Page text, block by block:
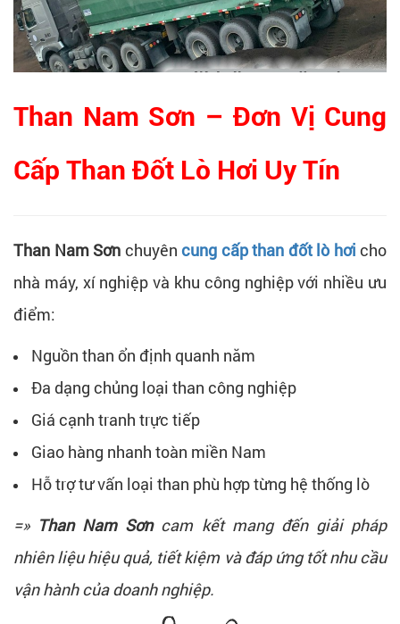
Than Nam Sơn – Đơn Vị Cung
Cấp Than Đốt Lò Hơi Uy Tín
Than Nam Sơn chuyên cung cấp than đốt lò hơi cho
nhà máy, xí nghiệp và khu công nghiệp với nhiều ưu
điểm:
Nguồn than ổn định quanh năm
Đa dạng chủng loại than công nghiệp
Giá cạnh tranh trực tiếp
Giao hàng nhanh toàn miền Nam
Hỗ trợ tư vấn loại than phù hợp từng hệ thống lò
=» Than Nam Sơncam kết mang đến giải pháp
nhiên liệu hiệu quả, tiết kiệm và đáp ứng tốt nhu cầu
vận hành của doanh nghiệp.